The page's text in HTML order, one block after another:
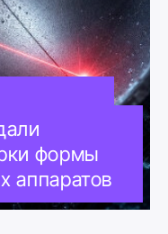
формы
аппаратов